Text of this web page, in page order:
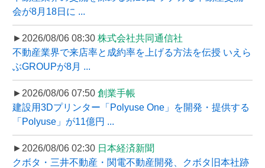
会が8月18日に ...
►2026/08/06 08:30 株式会社共同通信社
不動産業界で来店率と成約率を上げる方法を伝授 いえら
ぶGROUPが8月 ...
►2026/08/06 07:50 創業手帳
建設用3Dプリンター「Polyuse One」を開発・提供する
「Polyuse」が11億円 ...
►2026/08/06 02:30 日本経済新聞
クボタ・三井不動産・関電不動産開発、クボタ旧本社跡